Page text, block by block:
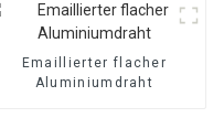
Emaillierter flacher
Aluminiumdraht